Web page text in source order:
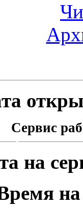
Сервис
на
на